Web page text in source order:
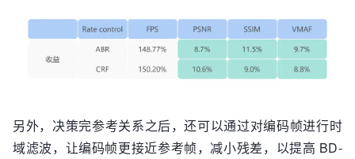
另外，决策完参考关系之后，还可以通过对编码帧进行时
域滤波，让编码帧更接近参考帧，减小残差，以提高 BD-